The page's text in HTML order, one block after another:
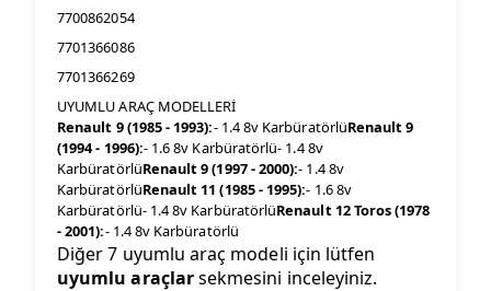
7700862054
7701366086
7701366269
UYUMLU ARAÇ MODELLERİ
Renault 9 (1985 - 1993):- 1.4 8v KarbüratörlüRenault 9
(1994 - 1996):- 1.6 8v Karbüratörlü- 1.4 8v
KarbüratörlüRenault 9 (1997 - 2000):- 1.4 8v
KarbüratörlüRenault 11 (1985 - 1995):- 1.6 8v
Karbüratörlü- 1.4 8v KarbüratörlüRenault 12 Toros (1978
- 2001):- 1.4 8v Karbüratörlü
Diğer 7 uyumlu araç modeli için lütfen
uyumlu araçlarsekmesini inceleyiniz.